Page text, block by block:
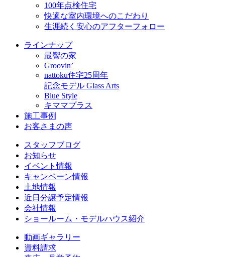
100年点検住宅
快適な室内環境へのこだわり
生涯続く安心のアフターフォロー
ラインナップ
最響の家
Groovin’
nattoku住宅25周年
記念モデル Glass Arts
Blue Style
キママプラス
施工事例
お客さまの声
スタッフブログ
お知らせ
イベント情報
キャンペーン情報
土地情報
近日分譲予定情報
会社情報
ショールーム・モデルハウス紹介
動画ギャラリー
資料請求